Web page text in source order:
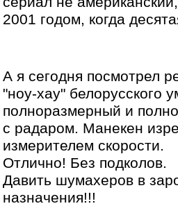
2001 годом, когда
А я сегодня посмотрел
"ноу-хау" белорусского
полноразмерный и
с радаром. Манекен
измерителем скорости.
Отлично! Без подколов.
Давить шумахеров в
назначения!!!